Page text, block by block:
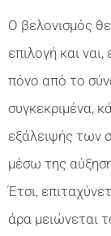
Ο βελονισμός
επιλογή και
πόνο από το
συγκεκριμένα,
εξάλειψής των
μέσω της
Έτσι,
άρα μειώνεται